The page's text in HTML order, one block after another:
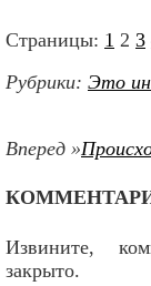
Страницы: 1 2 3
Рубрики: Это
Вперед »
Извините,
закрыто.